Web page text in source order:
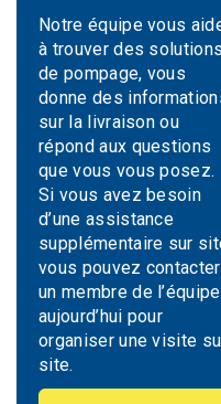
Notre équipe vous
à trouver des solutions
de pompage, vous
donne des
sur la livraison ou
répond aux questions
que vous vous posez.
Si vous avez besoin
d’une assistance
supplémentaire sur
vous pouvez contacter
un membre de l’équipe
aujourd’hui pour
organiser une visite
site.